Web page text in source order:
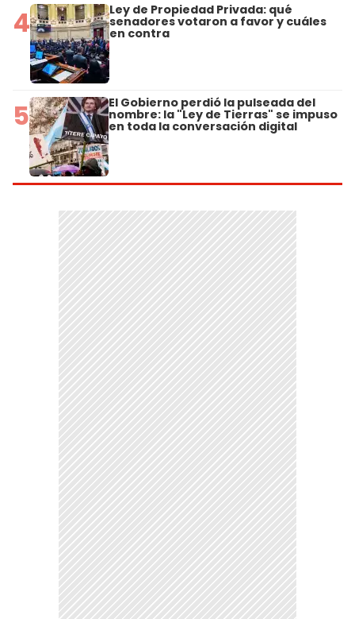
4 Ley de Propiedad Privada: qué
senadores votaron a favor y cuáles
en contra
5 El Gobierno perdió la pulseada del
nombre: la "Ley de Tierras" se impuso
en toda la conversación digital